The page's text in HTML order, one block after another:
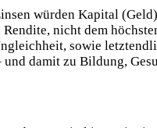
würden Kapital
nicht dem
sowie
und damit zu Bildung,